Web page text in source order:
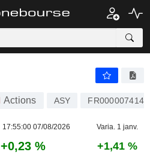
Actions ASY FR0000074148
17:55:00 07/08/2026 Varia. 1 janv.
+0,23 % +1,41 %